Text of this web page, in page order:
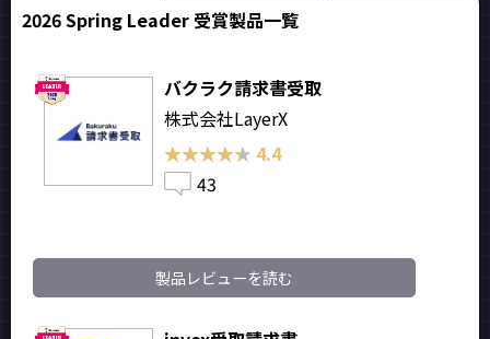
2026 Spring Leader 受賞製品一覧
バクラク請求書受取
株式会社LayerX
★★★★★
★★★★★ 4.4
43
製品レビューを読む